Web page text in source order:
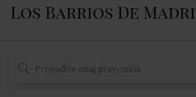
Los Barrios De